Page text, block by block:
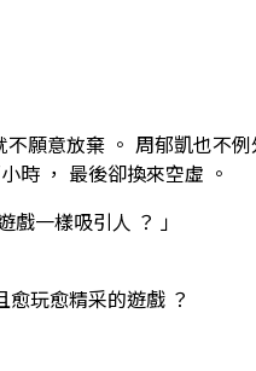
願意放棄 。 周郁凱也不
時 ， 最後卻換來空虛 。
一樣吸引人 ？ 」
玩愈精采的遊戲 ？